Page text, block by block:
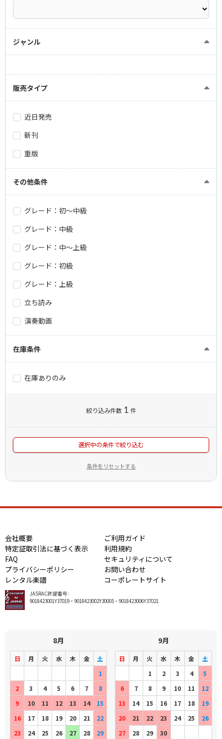
ジャンル
販売タイプ
近日発売
新刊
重版
その他条件
グレード：初～中級
グレード：中級
グレード：中～上級
グレード：初級
グレード：上級
立ち読み
演奏動画
在庫条件
在庫ありのみ
絞り込み件数 1 件
選択中の条件で絞り込む
条件をリセットする
会社概要
ご利用ガイド
特定証取引法に基づく表示
利用規約
FAQ
セキュリティについて
プライバシーポリシー
お問い合わせ
レンタル楽譜
コーポレートサイト
JASRAC許諾番号:
9018423001Y37019・9018423002Y30005・9018423006Y37021
8月
日 月 火 水 木 金
土
1
2
3 4 5 6 7
8
9
10 11 12 13 14
15
16
17 18 19 20 21
22
23
24 25 26 27 28 29
9月
日 月 火 水 木 金
土
1
2 3 4
5
6
7 8 9 10 11
12
13
14 15 16 17 18
19
20
21 22 23 24 25
26
27
28 29 30